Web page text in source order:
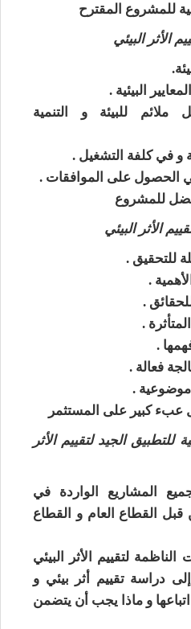
للمشروع المقترح
الأثر البيئي
البيئية .
للبيئة و التنمية
و في كلفة التشغيل .
الحصول على الموافقات .
للمشروع
الأثر البيئي
للتحقيق .
.
.
.
.
فعالة .
موضوعية .
عبء كبير على المستثمر
للتطبيق الجيد لتقييم الأثر
المشاريع الواردة في
قبل القطاع العام و القطاع
لتقييم الأثر البيئي
دراسة تقييم أثر بيئي و
و ماذا يجب أن يتضمن